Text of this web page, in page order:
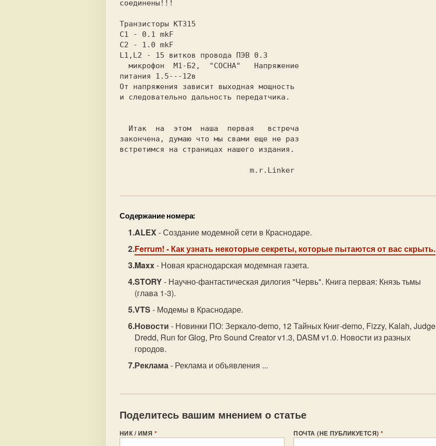
соединены!!!
Транзисторы КТ315
С1 - 0.1 mkF
C2 - 1.0 mkF
L1,L2 - 15 витков провода ПЭВ 0.3
питания 1.5---12в
От напряжения зависит выходная мощность
и следовательно дальность передатчика.
закончена, думаю что мы свами еще не раз
встретимся на страницах нашего издания.
                             m.r.Linker
Содержание номера:
ALEX- Создание модемной сети в Краснодаре.
Ferrum! - Как узнать некоторые секреты, которые пытаются от вас скрыть.
Maxx- Новая краснодарская модемная газета.
STORY- Научно-фантастическая дилогия "Червь". Книга первая: Князь тьмы
(глава 1-3).
VTS - Модемы в Краснодаре.
Новости - Новинки ПО: Зеркало-demo, 12 Тайных Книг-demo, Fizzy, Kalah, Judge
Dredd, Run for Glog, Pro Sound Creator v1.3, DASM v1.0. Новости из разных
городов.
Реклама- Реклама и объявления ...
Поделитесь вашим мнением о статье
НИК / ИМЯ * ПОЧТА (НЕ ПУБЛИКУЕТСЯ)*